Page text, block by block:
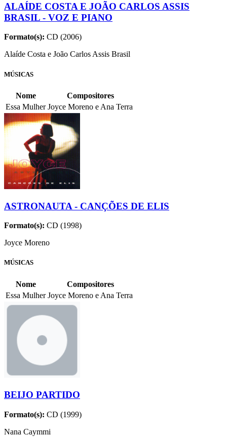
ALAÍDE COSTA E JOÃO CARLOS ASSIS
BRASIL - VOZ E PIANO
Formato(s): CD (2006)
Alaíde Costa e João Carlos Assis Brasil
MÚSICAS
Nome
Compositores
Essa Mulher Joyce Moreno e Ana Terra
ASTRONAUTA - CANÇÕES DE ELIS
Formato(s): CD (1998)
Joyce Moreno
MÚSICAS
Nome
Compositores
Essa Mulher Joyce Moreno e Ana Terra
BEIJO PARTIDO
Formato(s): CD (1999)
Nana Caymmi